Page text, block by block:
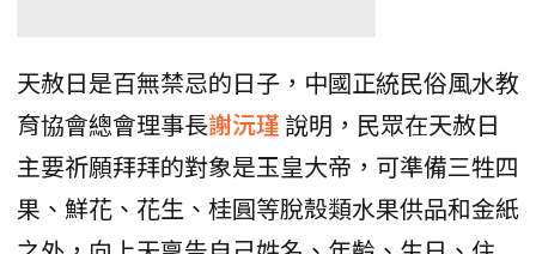
天赦日是百無禁忌的日子，中國正統民俗風水教
育協會總會理事長謝沅瑾 說明，民眾在天赦日
主要祈願拜拜的對象是玉皇大帝，可準備三牲四
果、鮮花、花生、桂圓等脫殼類水果供品和金紙